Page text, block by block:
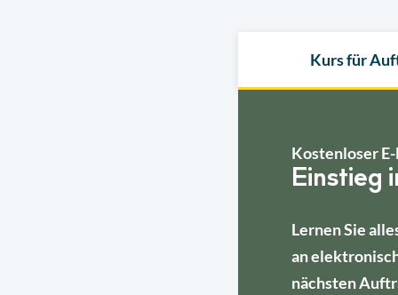
Kurs für
Kostenloser
Einstieg
Lernen Sie
an
nächsten